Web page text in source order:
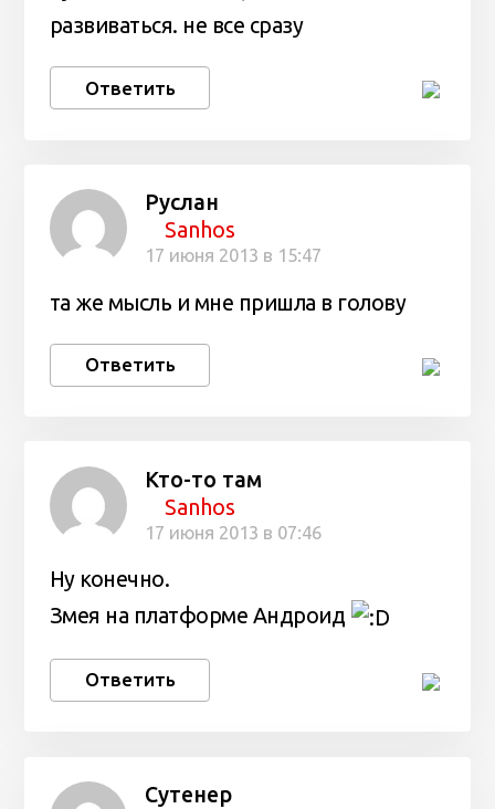
развиваться. не все сразу
Ответить
Руслан
Sanhos
17 июня 2013 в 15:47
та же мысль и мне пришла в голову
Ответить
Кто-то там
Sanhos
17 июня 2013 в 07:46
Ну конечно.
Змея на платформе Андроид
Ответить
Сутенер